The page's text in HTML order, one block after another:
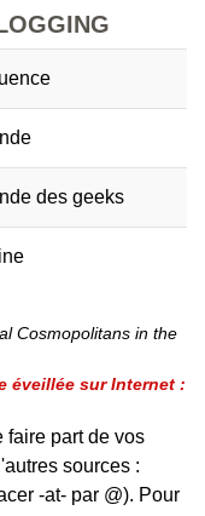
des geeks
Cosmopolitans in the
éveillée sur Internet :
faire part de vos
sources :
-at- par @). Pour